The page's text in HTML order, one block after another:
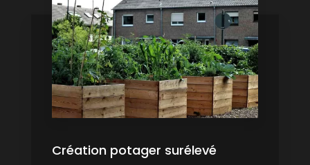
Création potager surélevé